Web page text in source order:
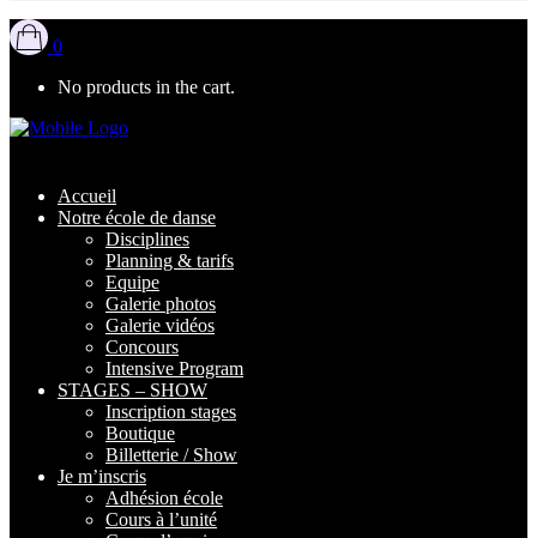
0
No products in the cart.
Accueil
Notre école de danse
Disciplines
Planning & tarifs
Equipe
Galerie photos
Galerie vidéos
Concours
Intensive Program
STAGES – SHOW
Inscription stages
Boutique
Billetterie / Show
Je m’inscris
Adhésion école
Cours à l’unité